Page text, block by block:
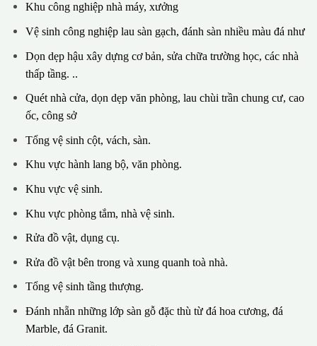
Khu công nghiệp nhà máy, xưởng
Vệ sinh công nghiệp lau sàn gạch, đánh sàn nhiều màu đá như
Dọn dẹp hậu xây dựng cơ bản, sửa chữa trường học, các nhà
thấp tầng. ..
Quét nhà cửa, dọn dẹp văn phòng, lau chùi trần chung cư, cao
ốc, công sở
Tổng vệ sinh cột, vách, sàn.
Khu vực hành lang bộ, văn phòng.
Khu vực vệ sinh.
Khu vực phòng tắm, nhà vệ sinh.
Rửa đồ vật, dụng cụ.
Rửa đồ vật bên trong và xung quanh toà nhà.
Tổng vệ sinh tầng thượng.
Đánh nhẵn những lớp sàn gỗ đặc thù từ đá hoa cương, đá
Marble, đá Granit.